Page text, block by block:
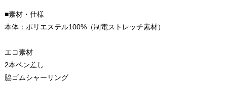
■素材・仕様
本体：ポリエステル100%（制電ストレッチ素材）
エコ素材
2本ペン差し
脇ゴムシャーリング